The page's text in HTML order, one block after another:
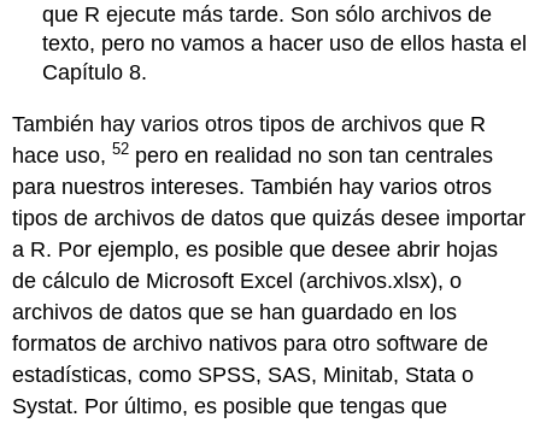
que R ejecute más tarde. Son sólo archivos de
texto, pero no vamos a hacer uso de ellos hasta el
Capítulo 8.
También hay varios otros tipos de archivos que R
hace uso,52 pero en realidad no son tan centrales
para nuestros intereses. También hay varios otros
tipos de archivos de datos que quizás desee importar
a R. Por ejemplo, es posible que desee abrir hojas
de cálculo de Microsoft Excel (archivos.xlsx), o
archivos de datos que se han guardado en los
formatos de archivo nativos para otro software de
estadísticas, como SPSS, SAS, Minitab, Stata o
Systat. Por último, es posible que tengas que